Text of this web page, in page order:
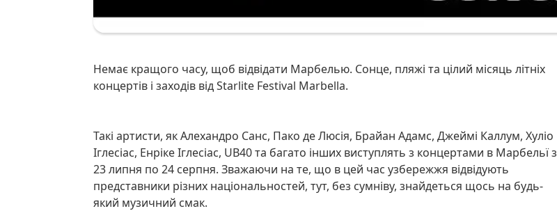
Немає кращого часу, щоб відвідати Марбелью. Сонце, пляжі та цілий місяць літніх
концертів і заходів від Starlite Festival Marbella.
Такі артисти, як Алехандро Санс, Пако де Люсія, Брайан Адамс, Джеймі Каллум, Хуліо
Іглесіас, Енріке Іглесіас, UB40 та багато інших виступлять з концертами в Марбельї з
23 липня по 24 серпня. Зважаючи на те, що в цей час узбережжя відвідують
представники різних національностей, тут, без сумніву, знайдеться щось на будь-
який музичний смак.